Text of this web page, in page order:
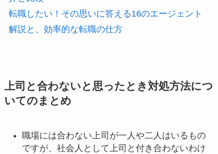
転職したい！その思いに答える16のエージェント
解説と、効率的な転職の仕方
上司と合わないと思ったとき対処方法につ
いてのまとめ
職場には合わない上司が一人や二人はいるもの
ですが、社会人として上司と付き合わないわけ